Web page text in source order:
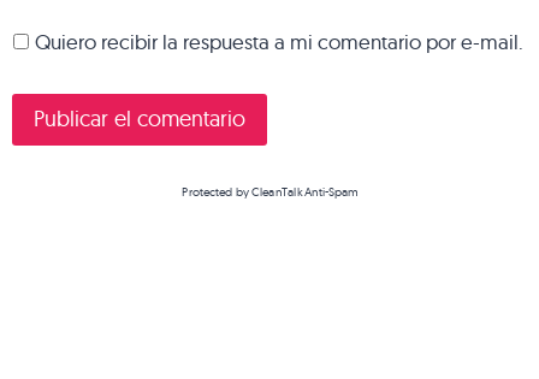
Quiero recibir la respuesta a mi comentario por e-mail.
Protected byCleanTalk Anti-Spam